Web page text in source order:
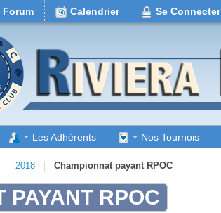
Forum Calendrier Se Connecter
Les Adhérents Nos Tournois
2018 Championnat payant RPOC
PAYANT RPOC